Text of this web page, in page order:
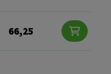
66,25